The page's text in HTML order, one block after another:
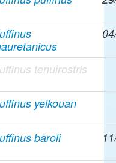
tenuirostris
yelkouan
baroli